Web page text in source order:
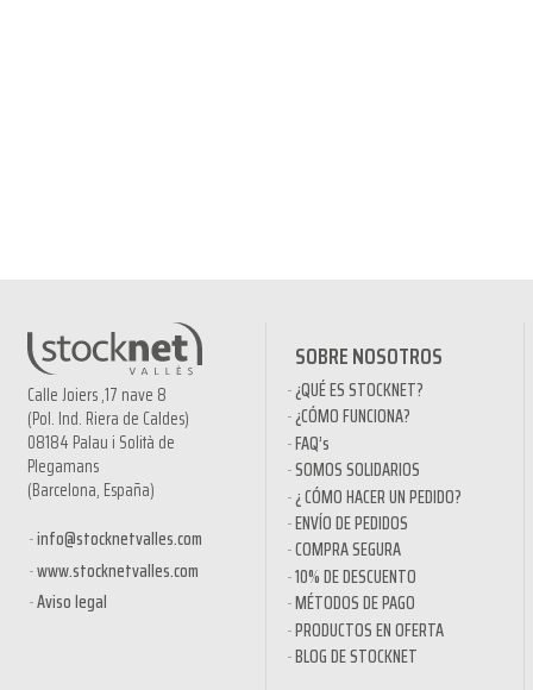
Calle Joiers ,17 nave 8
(Pol. Ind. Riera de Caldes)
08184 Palau i Solità de
Plegamans
(Barcelona, España)
info@stocknetvalles.com
www.stocknetvalles.com
Aviso legal
SOBRE NOSOTROS
¿QUÉ ES STOCKNET?
¿CÓMO FUNCIONA?
FAQ’s
SOMOS SOLIDARIOS
¿ CÓMO HACER UN PEDIDO?
ENVÍO DE PEDIDOS
COMPRA SEGURA
10% DE DESCUENTO
MÉTODOS DE PAGO
PRODUCTOS EN OFERTA
BLOG DE STOCKNET